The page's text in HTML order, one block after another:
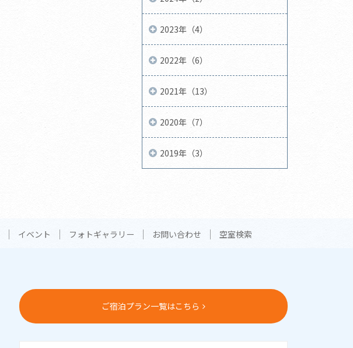
2023年（4）
2022年（6）
2021年（13）
2020年（7）
2019年（3）
イベント フォトギャラリー お問い合わせ 空室検索
ご宿泊プラン一覧はこちら